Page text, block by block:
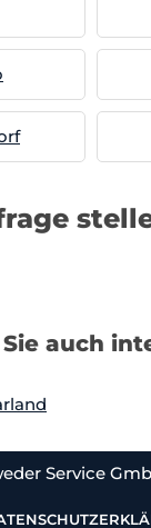
auch
Service